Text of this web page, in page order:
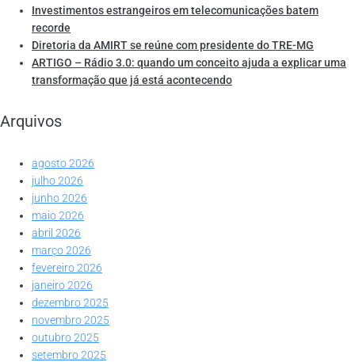
Investimentos estrangeiros em telecomunicações batem
recorde
Diretoria da AMIRT se reúne com presidente do TRE-MG
ARTIGO – Rádio 3.0: quando um conceito ajuda a explicar uma
transformação que já está acontecendo
Arquivos
agosto 2026
julho 2026
junho 2026
maio 2026
abril 2026
março 2026
fevereiro 2026
janeiro 2026
dezembro 2025
novembro 2025
outubro 2025
setembro 2025